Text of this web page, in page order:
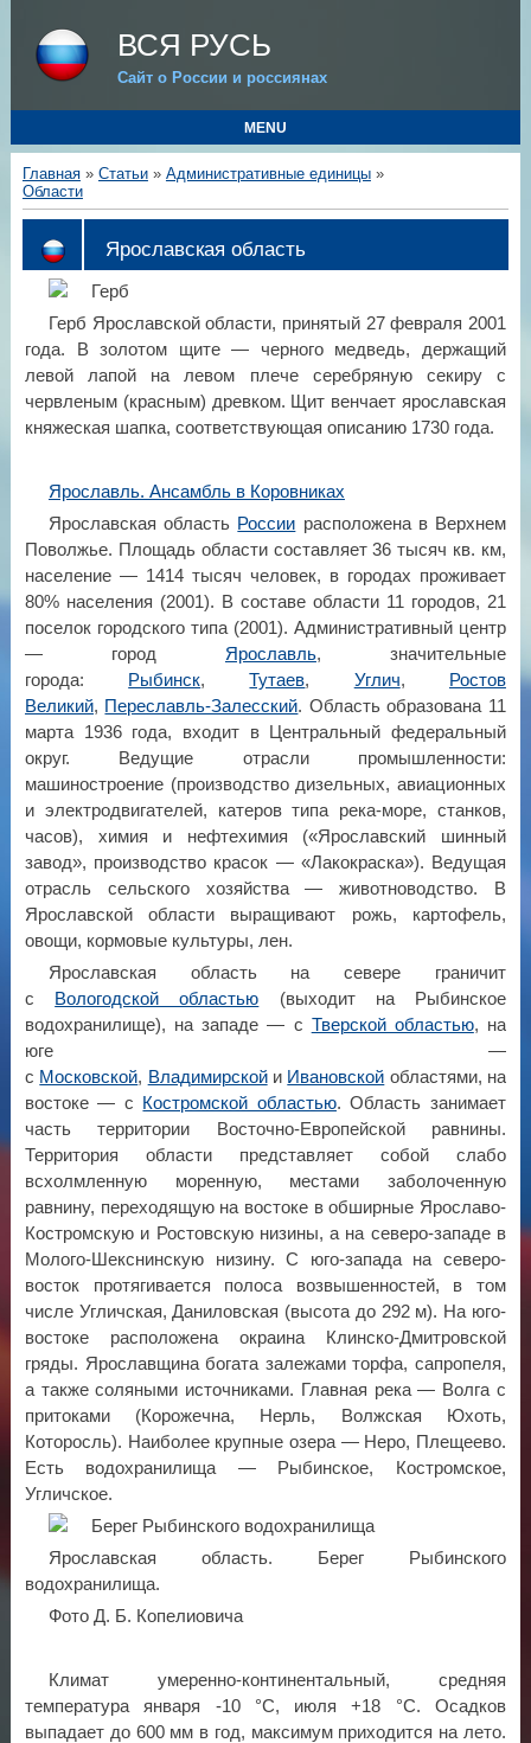
ВСЯ РУСЬ
Сайт о России и россиянах
MENU
Главная» Статьи» Административные единицы»
Области
Ярославская область
Герб Ярославской области, принятый 27 февраля 2001
года. В золотом щите — черного медведь, держащий
левой лапой на левом плече серебряную секиру с
червленым (красным) древком. Щит венчает ярославская
княжеская шапка, соответствующая описанию 1730 года.
Ярославль. Ансамбль в Коровниках
Ярославская область России расположена в Верхнем
Поволжье. Площадь области составляет 36 тысяч кв. км,
население — 1414 тысяч человек, в городах проживает
80% населения (2001). В составе области 11 городов, 21
поселок городского типа (2001). Административный центр
— город Ярославль, значительные
города:
Рыбинск,Тутаев, Углич,
Ростов
Великий, Переславль-Залесский. Область образована 11
марта 1936 года, входит в Центральный федеральный
округ. Ведущие отрасли промышленности:
машиностроение (производство дизельных, авиационных
и электродвигателей, катеров типа река-море, станков,
часов), химия и нефтехимия («Ярославский шинный
завод», производство красок — «Лакокраска»). Ведущая
отрасль сельского хозяйства — животноводство. В
Ярославской области выращивают рожь, картофель,
овощи, кормовые культуры, лен.
Ярославская область на севере граничит
с
Вологодской областью (выходит на Рыбинское
водохранилище), на западе — с Тверской областью, на
юге —
с Московской, Владимирскойи Ивановской областями, на
востоке — с Костромской областью. Область занимает
часть территории Восточно-Европейской равнины.
Территория области представляет собой слабо
всхолмленную моренную, местами заболоченную
равнину, переходящую на востоке в обширные Ярославо-
Костромскую и Ростовскую низины, а на северо-западе в
Молого-Шекснинскую низину. С юго-запада на северо-
восток протягивается полоса возвышенностей, в том
числе Угличская, Даниловская (высота до 292 м). На юго-
востоке расположена окраина Клинско-Дмитровской
гряды. Ярославщина богата залежами торфа, сапропеля,
а также соляными источниками. Главная река — Волга с
притоками (Корожечна, Нерль, Волжская Юхоть,
Которосль). Наиболее крупные озера — Неро, Плещеево.
Есть водохранилища — Рыбинское, Костромское,
Угличское.
Ярославская область. Берег Рыбинского
водохранилища.
Фото Д. Б. Копелиовича
Климат умеренно-континентальный, средняя
температура января -10 °C, июля +18 °С. Осадков
выпадает до 600 мм в год, максимум приходится на лето.